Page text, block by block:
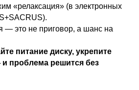
«релаксация» (в электронных
— это не приговор, а шанс на
питание диску, укрепите
проблема решится без